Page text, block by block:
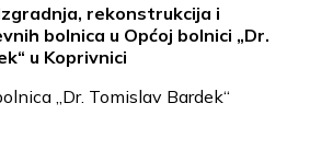
rekonstrukcija i
bolnica u Općoj bolnici „Dr.
u Koprivnici
„Dr. Tomislav Bardek“